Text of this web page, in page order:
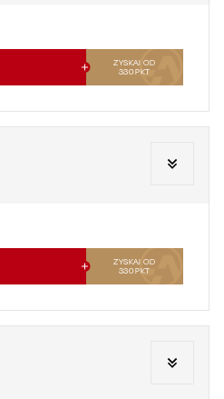
ZYSKAJ OD
330PKT
ZYSKAJ OD
330PKT